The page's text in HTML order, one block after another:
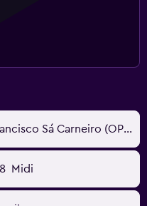
Porto, Portugal - Porto-Francisco Sá Carneiro (OPO)
Midi